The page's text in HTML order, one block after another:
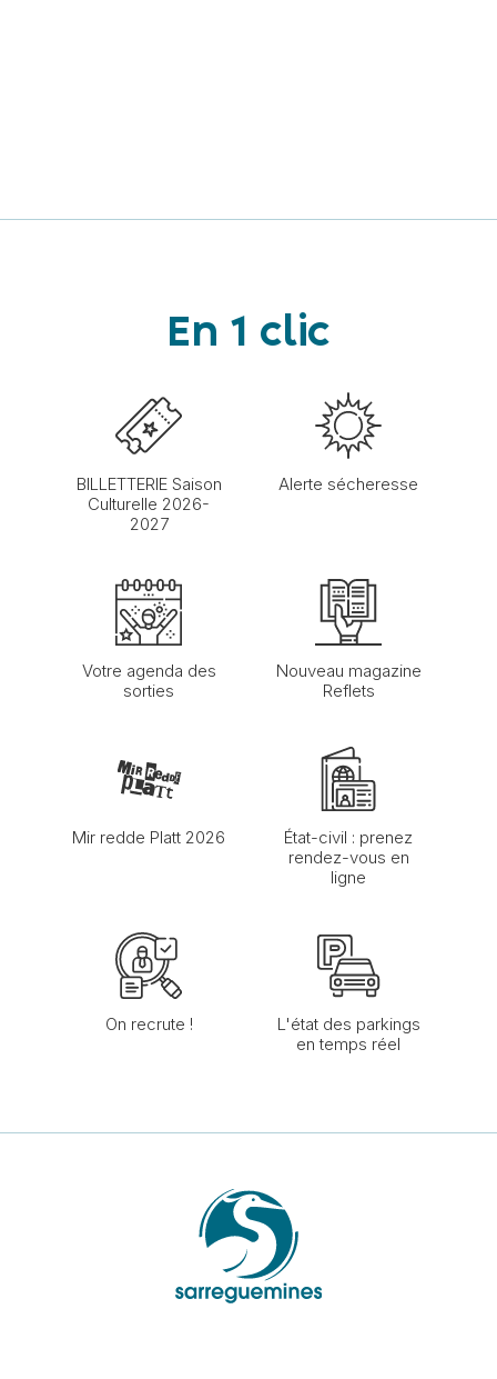
En 1 clic
BILLETTERIE Saison
Culturelle 2026-
2027
Alerte sécheresse
Votre agenda des
sorties
Nouveau magazine
Reflets
Mir redde Platt 2026
État-civil : prenez
rendez-vous en
ligne
On recrute !
L'état des parkings
en temps réel